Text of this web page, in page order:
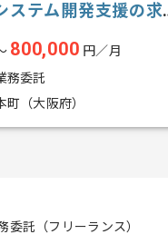
ステム開発支援の求
800,000 円／月
務委託
町（大阪府）
委託（フリーランス）